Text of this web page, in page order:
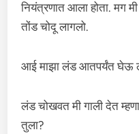
नियंत्रणात आला होता. मग
तोंड चोदू लागलो.
आई माझा लंड आतपर्यंत घेऊ
लंड चोखवत मी गाली देत
तुला?